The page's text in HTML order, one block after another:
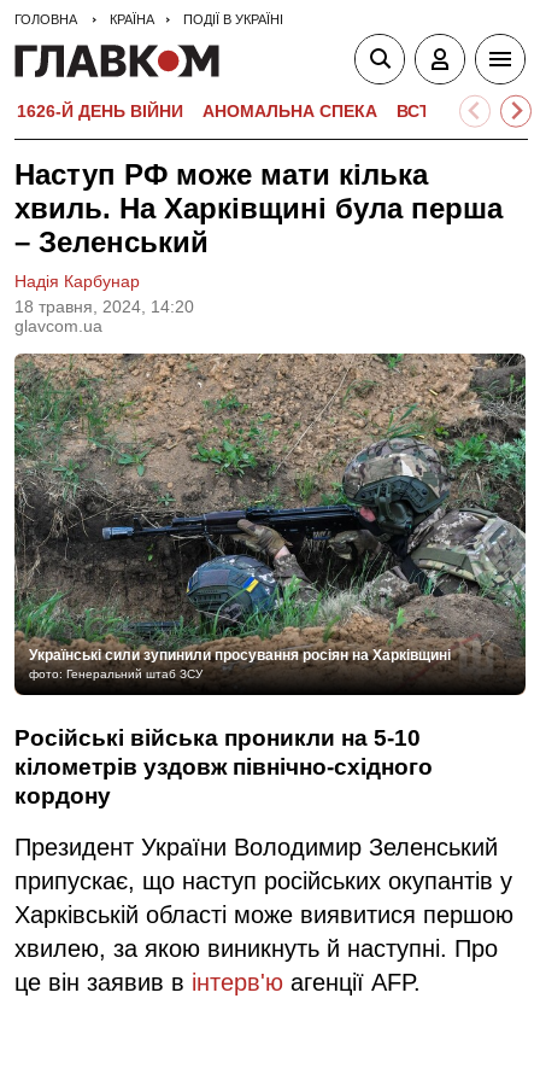
ГОЛОВНА КРАЇНА ПОДІЇ В УКРАЇНІ
1626-Й ДЕНЬ ВІЙНИ АНОМАЛЬНА СПЕКА ВСТУПНА
Наступ РФ може мати кілька
хвиль. На Харківщині була перша
– Зеленський
18 травня, 2024, 14:20
glavcom.ua
Надія Карбунар
Українські сили зупинили просування росіян на Харківщині
фото: Генеральний штаб ЗСУ
Російські війська проникли на 5-10
кілометрів уздовж північно-східного
кордону
Президент України Володимир Зеленський
припускає, що наступ російських окупантів у
Харківській області може виявитися першою
хвилею, за якою виникнуть й наступні. Про
це він заявив в інтерв'ю агенції AFP.